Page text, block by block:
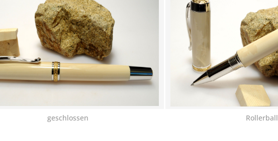
geschlossen Rollerball